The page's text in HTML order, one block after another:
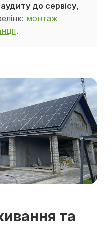
до сервісу,
монтаж
.
та